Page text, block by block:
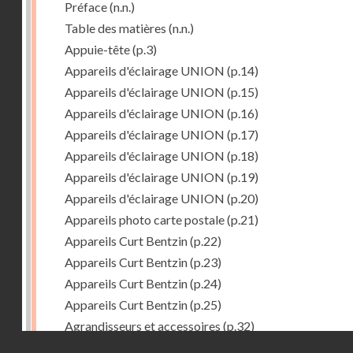
Préface(n.n.)
Table des matières (n.n.)
Appuie-tête(p.3)
Appareils d'éclairage UNION (p.14)
Appareils d'éclairage UNION (p.15)
Appareils d'éclairage UNION (p.16)
Appareils d'éclairage UNION (p.17)
Appareils d'éclairage UNION (p.18)
Appareils d'éclairage UNION (p.19)
Appareils d'éclairage UNION (p.20)
Appareils photo carte postale(p.21)
Appareils Curt Bentzin(p.22)
Appareils Curt Bentzin(p.23)
Appareils Curt Bentzin(p.24)
Appareils Curt Bentzin(p.25)
Agrandisseurs et accessoires (p.32)